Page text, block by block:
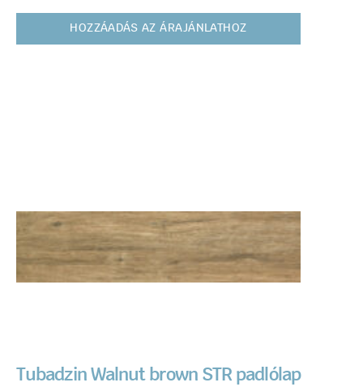
HOZZÁADÁS AZ ÁRAJÁNLATHOZ
Tubadzin Walnut brown STR padlólap